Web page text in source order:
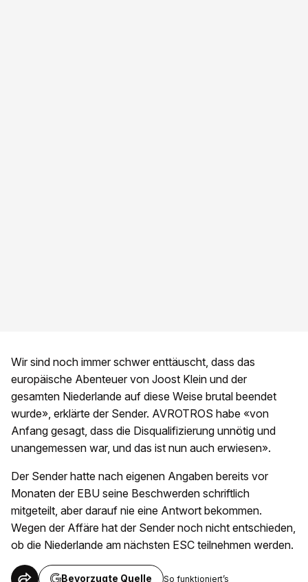
Wir sind noch immer schwer enttäuscht, dass das
europäische Abenteuer von Joost Klein und der
gesamten Niederlande auf diese Weise brutal beendet
wurde», erklärte der Sender. AVROTROS habe «von
Anfang gesagt, dass die Disqualifizierung unnötig und
unangemessen war, und das ist nun auch erwiesen».
Der Sender hatte nach eigenen Angaben bereits vor
Monaten der EBU seine Beschwerden schriftlich
mitgeteilt, aber darauf nie eine Antwort bekommen.
Wegen der Affäre hat der Sender noch nicht entschieden,
ob die Niederlande am nächsten ESC teilnehmen werden.
Bevorzugte Quelle So funktioniert’s